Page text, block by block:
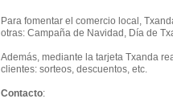
Para fomentar el comercio local,
otras: Campaña de Navidad, Día de
Además, mediante la tarjeta Txanda
clientes: sorteos, descuentos, etc.
Contacto: